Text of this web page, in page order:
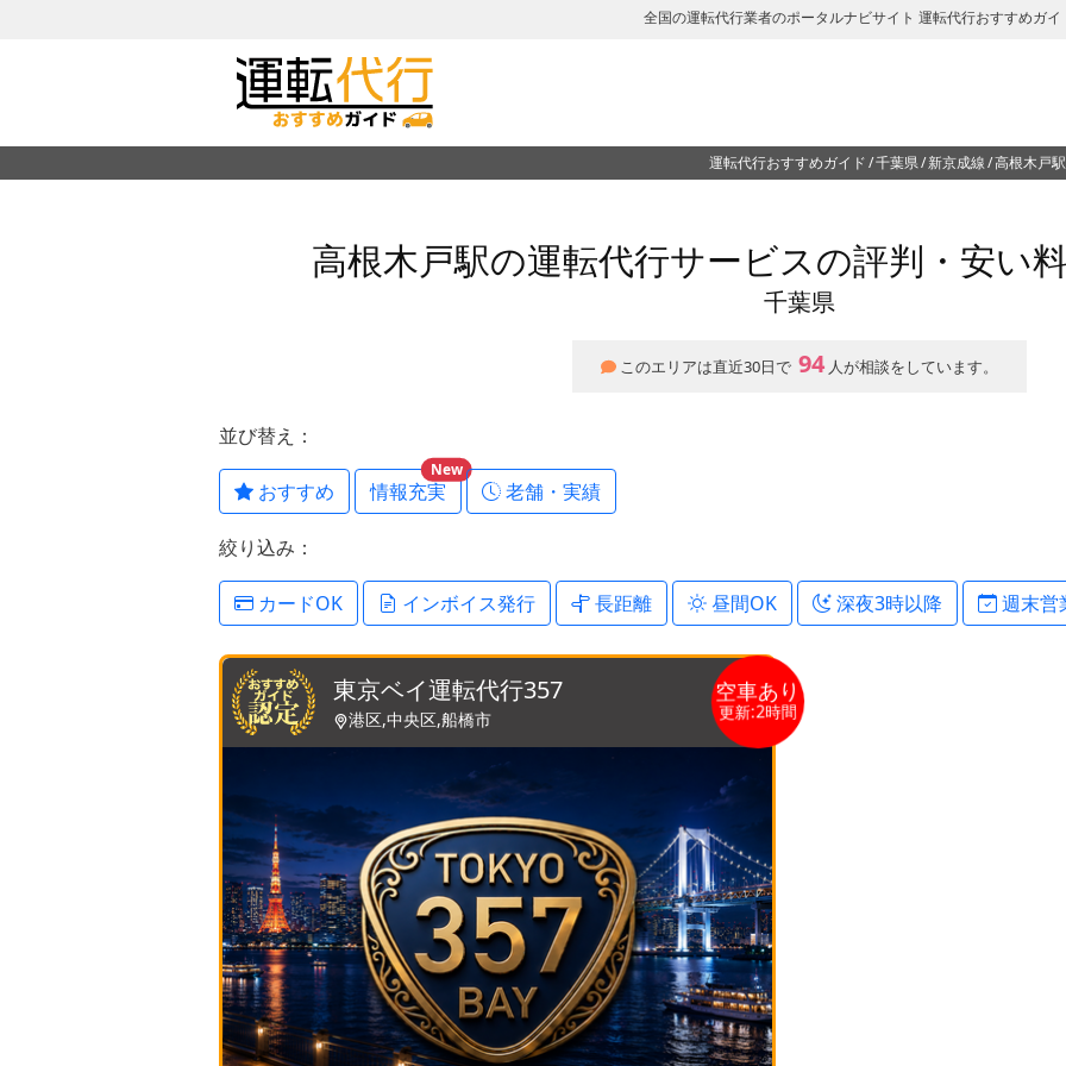
全国の運転代行業者のポータルナビサイト 運転代行おすすめガ
運転代行おすすめガイド 千葉県 新京成線 高根木戸
高根木戸駅の運転代行サービスの評判・安い
千葉県
このエリアは直近30日で 94 人が相談をしています。
並び替え：
おすすめ 情報充実
New
老舗・実績
絞り込み：
カードOK インボイス発行 長距離 昼間OK 深夜3時以降 週末営
東京ベイ運転代行357
港区,中央区,船橋市
空車あり
更新:2時間